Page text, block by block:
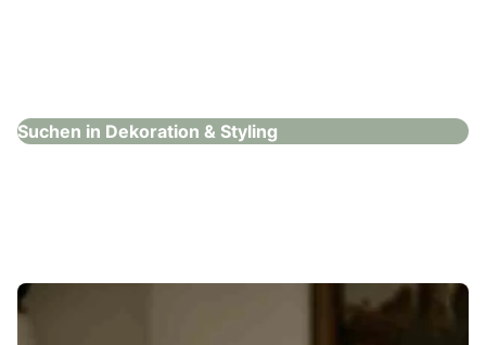
Suchen in Dekoration & Styling